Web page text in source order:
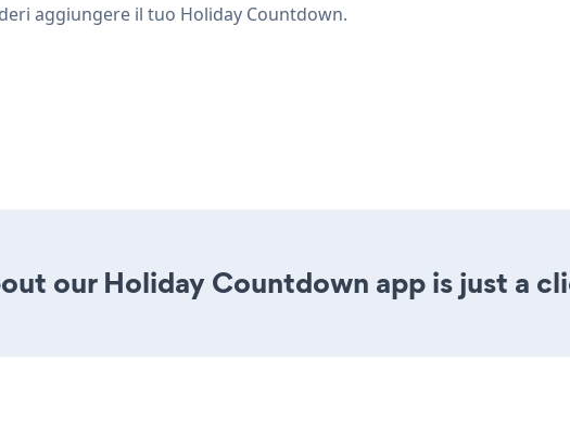
aggiungere il tuo Holiday Countdown.
our Holiday Countdown app is just a